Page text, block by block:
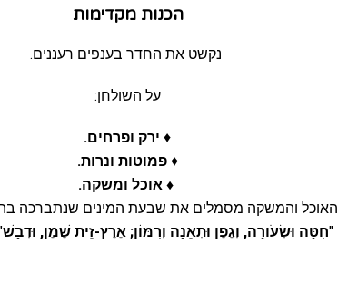
הכנות מקדימות
נקשט את החדר בענפים רעננים.
על השולחן:
♦ ירק ופרחים.
♦פמוטות ונרות.
♦ אוכל ומשקה.
האוכל והמשקה מסמלים את שבעת המינים שנתברכה
"חִטָּה וּשְׂעֹורָה, וְגֶפֶן וּתְאֵנָה וְרִמּוֹן; אֶרֶץ-זֵית שֶׁמֶן, וּדְבָשׁ